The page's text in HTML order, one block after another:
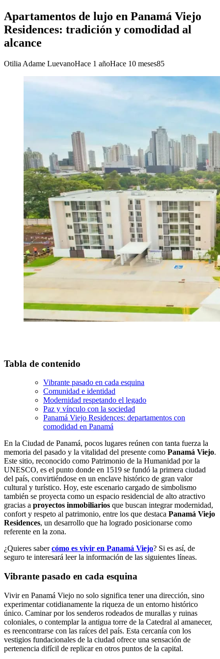
Apartamentos de lujo en Panamá Viejo
Residences: tradición y comodidad al
alcance
Otilia Adame LuevanoHace 1 añoHace 10 meses85
Tabla de contenido
Vibrante pasado en cada esquina
Comunidad e identidad
Modernidad respetando el legado
Paz y vínculo con la sociedad
Panamá Viejo Residences: departamentos con
comodidad en Panamá
En la Ciudad de Panamá, pocos lugares reúnen con tanta fuerza la
memoria del pasado y la vitalidad del presente como Panamá Viejo.
Este sitio, reconocido como Patrimonio de la Humanidad por la
UNESCO, es el punto donde en 1519 se fundó la primera ciudad
del país, convirtiéndose en un enclave histórico de gran valor
cultural y turístico. Hoy, este escenario cargado de simbolismo
también se proyecta como un espacio residencial de alto atractivo
gracias a proyectos inmobiliarios que buscan integrar modernidad,
confort y respeto al patrimonio, entre los que destaca Panamá Viejo
Residences, un desarrollo que ha logrado posicionarse como
referente en la zona.
¿Quieres sabercómo es vivir en Panamá Viejo? Si es así, de
seguro te interesará leer la información de las siguientes líneas.
Vibrante pasado en cada esquina
Vivir en Panamá Viejo no solo significa tener una dirección, sino
experimentar cotidianamente la riqueza de un entorno histórico
único. Caminar por los senderos rodeados de murallas y ruinas
coloniales, o contemplar la antigua torre de la Catedral al amanecer,
es reencontrarse con las raíces del país. Esta cercanía con los
vestigios fundacionales de la ciudad ofrece una sensación de
pertenencia difícil de replicar en otros puntos de la capital.